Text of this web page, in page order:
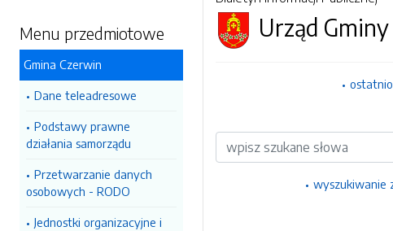
Menu przedmiotowe
Gmina Czerwin
Dane teleadresowe
Podstawy prawne
działania samorządu
Przetwarzanie danych
osobowych - RODO
Jednostki organizacyjne i
Urząd
Wyszukiwarka
wyszukiwanie